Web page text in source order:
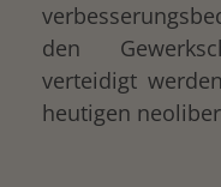
den
verteidigt
heutigen